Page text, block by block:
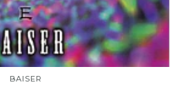
BAISER